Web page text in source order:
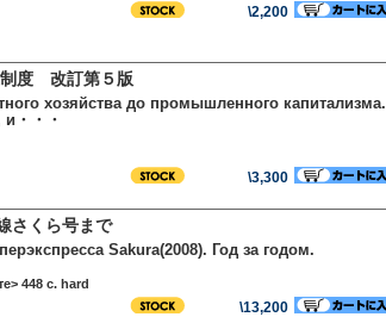
\2,200
度 改訂第５版
хозяйства до промышленного капитализма.
・・・
\3,300
さくら号まで
Sakura(2008). Год за годом.
448 c. hard
\13,200